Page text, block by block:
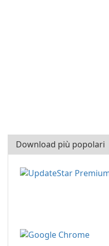
Download più popolari